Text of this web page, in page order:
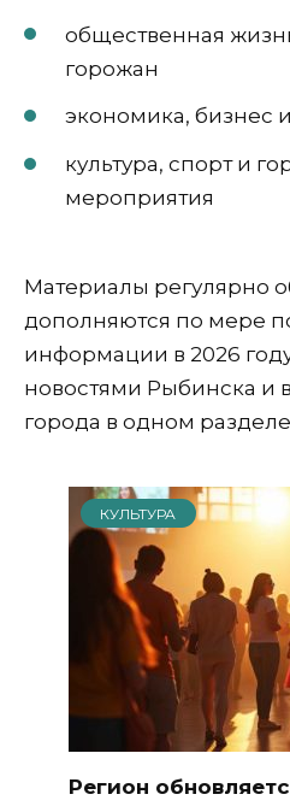
общественная
горожан
экономика, бизнес
культура, спорт и
мероприятия
Материалы регулярно
дополняются по мере
информации в 2026
новостями Рыбинска и
города в одном
КУЛЬТУРА
Регион